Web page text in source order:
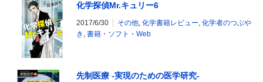
化学探偵Mr.キュリー6
2017/6/30 その他, 化学書籍レビュー, 化学者のつぶや
き , 書籍・ソフト・Web
先制医療 -実現のための医学研究-